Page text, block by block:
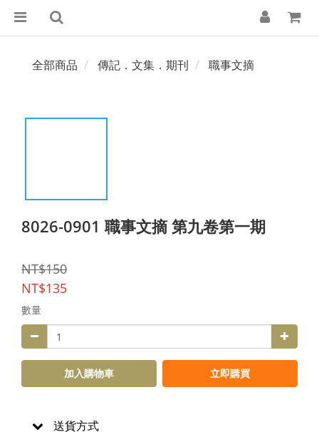
全部商品 傳記．文集．期刊 職事文摘
8026-0901 職事文摘 第九卷第一期
NT$150
NT$135
數量
加入購物車 立即購買
送貨方式